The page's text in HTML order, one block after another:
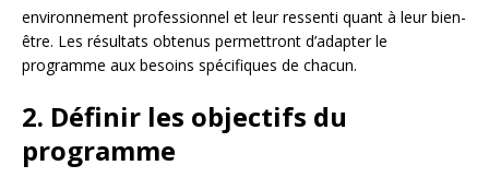
environnement professionnel et leur ressenti quant à leur bien-
être. Les résultats obtenus permettront d’adapter le
programme aux besoins spécifiques de chacun.
2. Définir les objectifs du
programme